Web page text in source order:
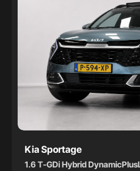
Kia Sportage
1.6 T-GDi Hybrid